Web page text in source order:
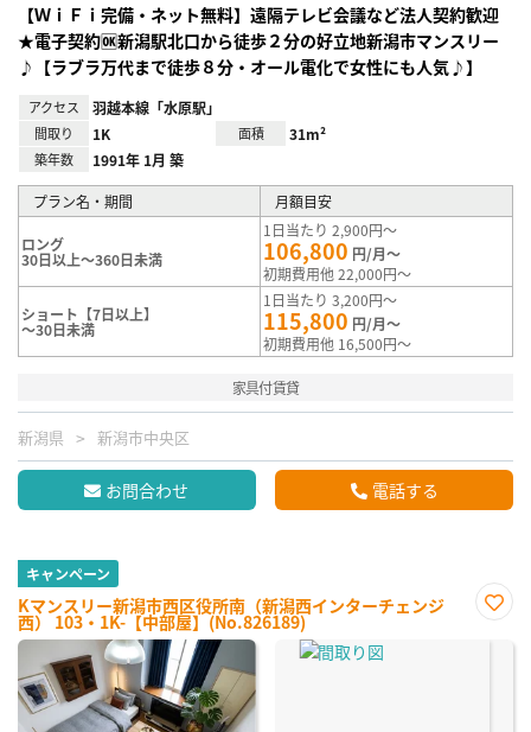
【ＷｉＦｉ完備・ネット無料】遠隔テレビ会議など法人契約歓迎
★電子契約🆗新潟駅北口から徒歩２分の好立地新潟市マンスリー
♪【ラブラ万代まで徒歩８分・オール電化で女性にも人気♪】
アクセス 羽越本線「水原駅」
間取り 1K 面積 31m²
築年数 1991年 1月 築
プラン名・期間 月額目安
ロング
30日以上～360日未満
1日当たり 2,900円～
106,800 円/月～
初期費用他 22,000円～
ショート【7日以上】
～30日未満
1日当たり 3,200円～
115,800 円/月～
初期費用他 16,500円～
家具付賃貸
新潟県 新潟市中央区
お問合わせ 電話する
キャンペーン
Kマンスリー新潟市西区役所南（新潟西インターチェンジ
西） 103・1K-【中部屋】(No.826189)
に入